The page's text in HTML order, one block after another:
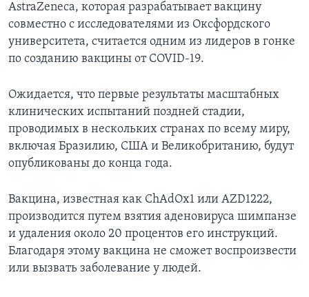
AstraZeneca, которая разрабатывает вакцину
совместно с исследователями из Оксфордского
университета, считается одним из лидеров в гонке
по созданию вакцины от COVID-19.
Ожидается, что первые результаты масштабных
клинических испытаний поздней стадии,
проводимых в нескольких странах по всему миру,
включая Бразилию, США и Великобританию, будут
опубликованы до конца года.
Вакцина, известная как ChAdOx1 или AZD1222,
производится путем взятия аденовируса шимпанзе
и удаления около 20 процентов его инструкций.
Благодаря этому вакцина не сможет воспроизвести
или вызвать заболевание у людей.